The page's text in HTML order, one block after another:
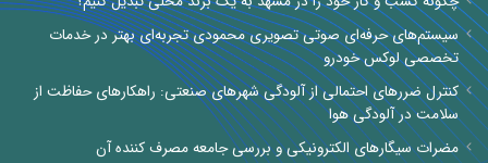
سیستم‌های حرفه‌ای صوتی تصویری محمودی تجربه‌ای بهتر در خدمات
تخصصی لوکس خودرو
کنترل ضررهای احتمالی از آلودگی شهرهای صنعتی: راهکارهای حفاظت از
سلامت در آلودگی هوا
مضرات سیگارهای الکترونیکی و بررسی جامعه مصرف کننده آن